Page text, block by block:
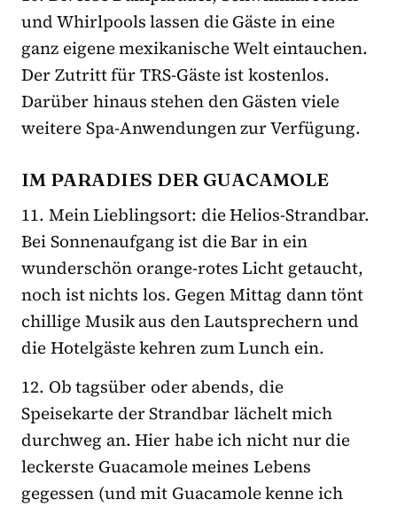
und Whirlpools lassen die Gäste in eine
ganz eigene mexikanische Welt eintauchen.
Der Zutritt für TRS-Gäste ist kostenlos.
Darüber hinaus stehen den Gästen viele
weitere Spa-Anwendungen zur Verfügung.
IM PARADIES DER GUACAMOLE
11. Mein Lieblingsort: die Helios-Strandbar.
Bei Sonnenaufgang ist die Bar in ein
wunderschön orange-rotes Licht getaucht,
noch ist nichts los. Gegen Mittag dann tönt
chillige Musik aus den Lautsprechern und
die Hotelgäste kehren zum Lunch ein.
12. Ob tagsüber oder abends, die
Speisekarte der Strandbar lächelt mich
durchweg an. Hier habe ich nicht nur die
leckerste Guacamole meines Lebens
gegessen (und mit Guacamole kenne ich